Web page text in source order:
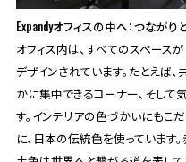
Expandyオフィスの中へ：つなが
オフィス内は、すべてのスペース
デザインされています。たとえば
かに集中できるコーナー、そして
す。インテリアの色づかいにもこ
に、日本の伝統色を使っています